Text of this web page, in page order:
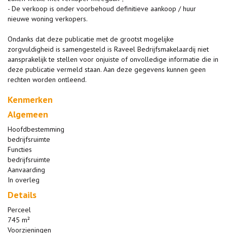
- De verkoop is onder voorbehoud definitieve aankoop / huur
nieuwe woning verkopers.
Ondanks dat deze publicatie met de grootst mogelijke
zorgvuldigheid is samengesteld is Raveel Bedrijfsmakelaardij niet
aansprakelijk te stellen voor onjuiste of onvolledige informatie die in
deze publicatie vermeld staan. Aan deze gegevens kunnen geen
rechten worden ontleend.
Kenmerken
Algemeen
Hoofdbestemming
bedrijfsruimte
Functies
bedrijfsruimte
Aanvaarding
In overleg
Details
Perceel
745 m²
Voorzieningen